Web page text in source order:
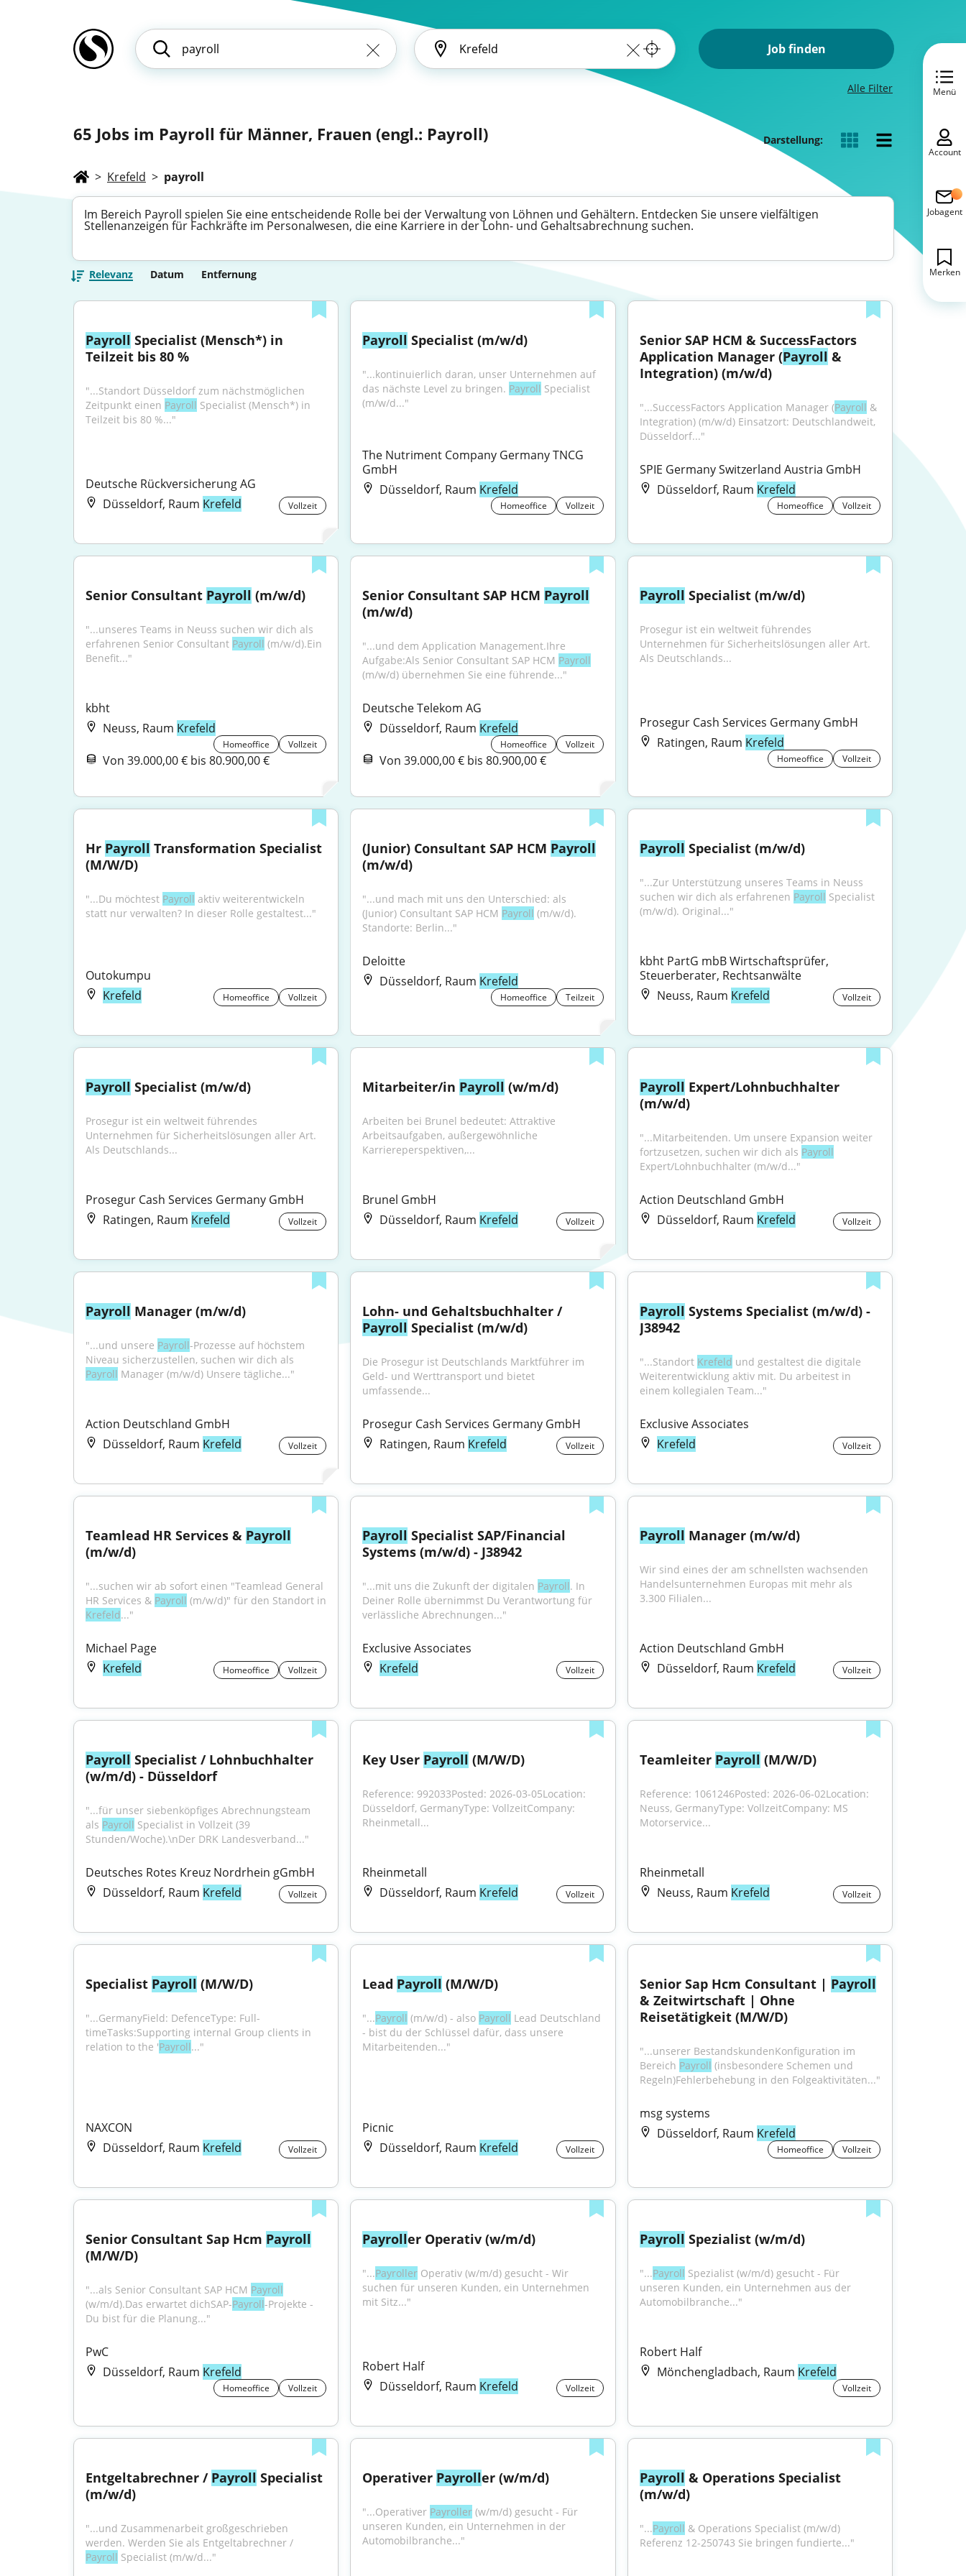
Job finden
Alle Filter
65 Jobs im Payroll für Männer, Frauen (engl.: Payroll) Darstellung:
> Krefeld > payroll
Im Bereich Payroll spielen Sie eine entscheidende Rolle bei der Verwaltung von Löhnen und Gehältern. Entdecken Sie unsere vielfältigen
Stellenanzeigen für Fachkräfte im Personalwesen, die eine Karriere in der Lohn- und Gehaltsabrechnung suchen.
Relevanz Datum Entfernung
Payroll Specialist (Mensch*) in
Teilzeit bis 80 %
"...Standort Düsseldorf zum nächstmöglichen
Zeitpunkt einen Payroll Specialist (Mensch*) in
Teilzeit bis 80 %..."
Deutsche Rückversicherung AG
Düsseldorf, Raum Krefeld Vollzeit
Payroll Specialist (m/w/d)
"...kontinuierlich daran, unser Unternehmen auf
das nächste Level zu bringen. Payroll Specialist
(m/w/d..."
The Nutriment Company Germany TNCG
GmbH
Düsseldorf, Raum Krefeld
Homeoffice Vollzeit
Senior SAP HCM & SuccessFactors
Application Manager (Payroll &
Integration) (m/w/d)
"...SuccessFactors Application Manager (Payroll &
Integration) (m/w/d) Einsatzort: Deutschlandweit,
Düsseldorf..."
SPIE Germany Switzerland Austria GmbH
Düsseldorf, Raum Krefeld
Homeoffice Vollzeit
Senior Consultant Payroll (m/w/d)
"...unseres Teams in Neuss suchen wir dich als
erfahrenen Senior Consultant Payroll (m/w/d).Ein
Benefit..."
kbht
Neuss, Raum Krefeld
Homeoffice Vollzeit
Von 39.000,00 € bis 80.900,00 €
Senior Consultant SAP HCM Payroll
(m/w/d)
"...und dem Application Management.Ihre
Aufgabe:Als Senior Consultant SAP HCM Payroll
(m/w/d) übernehmen Sie eine führende..."
Deutsche Telekom AG
Düsseldorf, Raum Krefeld
Homeoffice Vollzeit
Von 39.000,00 € bis 80.900,00 €
Payroll Specialist (m/w/d)
Prosegur ist ein weltweit führendes
Unternehmen für Sicherheitslösungen aller Art.
Als Deutschlands...
Prosegur Cash Services Germany GmbH
Ratingen, Raum Krefeld
Homeoffice Vollzeit
Hr Payroll Transformation Specialist
(M/W/D)
"...Du möchtest Payroll aktiv weiterentwickeln
statt nur verwalten? In dieser Rolle gestaltest..."
Outokumpu
Krefeld
Homeoffice Vollzeit
(Junior) Consultant SAP HCM Payroll
(m/w/d)
"...und mach mit uns den Unterschied: als
(Junior) Consultant SAP HCM Payroll (m/w/d).
Standorte: Berlin..."
Deloitte
Düsseldorf, Raum Krefeld
Homeoffice Teilzeit
Payroll Specialist (m/w/d)
"...Zur Unterstützung unseres Teams in Neuss
suchen wir dich als erfahrenen Payroll Specialist
(m/w/d). Original..."
kbht PartG mbB Wirtschaftsprüfer,
Steuerberater, Rechtsanwälte
Neuss, Raum Krefeld Vollzeit
Payroll Specialist (m/w/d)
Prosegur ist ein weltweit führendes
Unternehmen für Sicherheitslösungen aller Art.
Als Deutschlands...
Prosegur Cash Services Germany GmbH
Ratingen, Raum Krefeld Vollzeit
Mitarbeiter/in Payroll (w/m/d)
Arbeiten bei Brunel bedeutet: Attraktive
Arbeitsaufgaben, außergewöhnliche
Karriereperspektiven,...
Brunel GmbH
Düsseldorf, Raum Krefeld Vollzeit
Payroll Expert/Lohnbuchhalter
(m/w/d)
"...Mitarbeitenden. Um unsere Expansion weiter
fortzusetzen, suchen wir dich als Payroll
Expert/Lohnbuchhalter (m/w/d..."
Action Deutschland GmbH
Düsseldorf, Raum Krefeld Vollzeit
Payroll Manager (m/w/d)
"...und unsere Payroll-Prozesse auf höchstem
Payroll Manager (m/w/d) Unsere tägliche..."
Action Deutschland GmbH
Düsseldorf, Raum Krefeld Vollzeit
Lohn- und Gehaltsbuchhalter /
Payroll Specialist (m/w/d)
Die Prosegur ist Deutschlands Marktführer im
Geld- und Werttransport und bietet
umfassende...
Prosegur Cash Services Germany GmbH
Ratingen, Raum Krefeld Vollzeit
Payroll Systems Specialist (m/w/d) -
J38942
"...Standort Krefeld und gestaltest die digitale
Weiterentwicklung aktiv mit. Du arbeitest in
einem kollegialen Team..."
Exclusive Associates
Krefeld
Vollzeit
Teamlead HR Services & Payroll
(m/w/d)
"...suchen wir ab sofort einen "Teamlead General
HR Services & Payroll
Krefeld..."
Michael Page
Krefeld
Homeoffice Vollzeit
Payroll Specialist SAP/Financial
Systems (m/w/d) - J38942
"...mit uns die Zukunft der digitalen Payroll. In
Deiner Rolle übernimmst Du Verantwortung für
verlässliche Abrechnungen..."
Exclusive Associates
Krefeld
Vollzeit
Payroll Manager (m/w/d)
Wir sind eines der am schnellsten wachsenden
Handelsunternehmen Europas mit mehr als
3.300 Filialen...
Action Deutschland GmbH
Düsseldorf, Raum Krefeld Vollzeit
Payroll Specialist / Lohnbuchhalter
(w/m/d) - Düsseldorf
"...für unser siebenköpfiges Abrechnungsteam
als Payroll Specialist in Vollzeit (39
Stunden/Woche).\nDer DRK Landesverband..."
Deutsches Rotes Kreuz Nordrhein gGmbH
Düsseldorf, Raum Krefeld Vollzeit
Key User Payroll (M/W/D)
Reference: 992033Posted: 2026-03-05Location:
Düsseldorf, GermanyType: VollzeitCompany:
Rheinmetall...
Rheinmetall
Düsseldorf, Raum Krefeld Vollzeit
Teamleiter Payroll (M/W/D)
Reference: 1061246Posted: 2026-06-02Location:
Neuss, GermanyType: VollzeitCompany: MS
Motorservice...
Rheinmetall
Neuss, Raum Krefeld Vollzeit
Specialist Payroll (M/W/D)
"...GermanyField: DefenceType: Full-
timeTasks:Supporting internal Group clients in
relation to the 'Payroll..."
NAXCON
Düsseldorf, Raum Krefeld Vollzeit
Lead Payroll (M/W/D)
"...Payroll (m/w/d) - also Payroll Lead Deutschland
- bist du der Schlüssel dafür, dass unsere
Mitarbeitenden..."
Picnic
Düsseldorf, Raum Krefeld Vollzeit
Senior Sap Hcm Consultant | Payroll
& Zeitwirtschaft | Ohne
Reisetätigkeit (M/W/D)
"...unserer BestandskundenKonfiguration im
Bereich Payroll (insbesondere Schemen und
Regeln)Fehlerbehebung in den Folgeaktivitäten..."
msg systems
Düsseldorf, Raum Krefeld
Homeoffice Vollzeit
Senior Consultant Sap Hcm Payroll
(M/W/D)
"...als Senior Consultant SAP HCM Payroll
(w/m/d).Das erwartet dichSAP-Payroll-Projekte -
Du bist für die Planung..."
PwC
Düsseldorf, Raum Krefeld
Homeoffice Vollzeit
Payroller Operativ (w/m/d)
"...Payroller Operativ (w/m/d) gesucht - Wir
suchen für unseren Kunden, ein Unternehmen
mit Sitz..."
Robert Half
Düsseldorf, Raum Krefeld Vollzeit
Payroll Spezialist (w/m/d)
"...Payroll Spezialist (w/m/d) gesucht - Für
unseren Kunden, ein Unternehmen aus der
Automobilbranche..."
Robert Half
Mönchengladbach, Raum Krefeld
Vollzeit
Entgeltabrechner / Payroll Specialist
(m/w/d)
"...und Zusammenarbeit großgeschrieben
Payroll Specialist (m/w/d..."
Operativer Payroller (w/m/d)
"...Operativer Payroller (w/m/d) gesucht - Für
unseren Kunden, ein Unternehmen in der
Automobilbranche..."
Payroll & Operations Specialist
(m/w/d)
"...Payroll & Operations Specialist (m/w/d)
Referenz 12-250743 Sie bringen fundierte..."
Menü
Account
Jobagent
Merken